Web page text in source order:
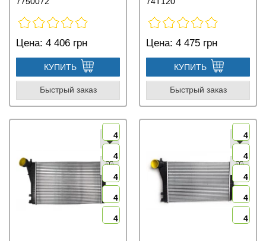
Цена: 4 406 грн
КУПИТЬ
Быстрый заказ
Цена: 4 475 грн
КУПИТЬ
Быстрый заказ
4
4
4
4
4
4
4
4
4
4